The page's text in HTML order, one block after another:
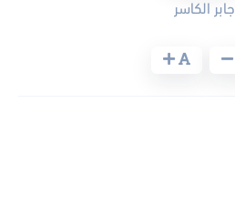
جابر الكاسر